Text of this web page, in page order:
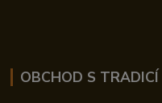
OBCHOD S TRADICÍ